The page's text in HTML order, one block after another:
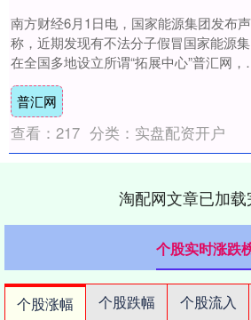
南方财经6月1日电，国家能源集团发布
称，近期发现有不法分子假冒国家能源
在全国多地设立所谓“拓展中心”普汇网，
嫌从事违法活动，并通过抖音、微信视频
等网....
普汇网
查看： 217 分类： 实盘配资开户
淘配网文章已加
个股实时涨跌
个股涨幅 个股跌幅 个股流入